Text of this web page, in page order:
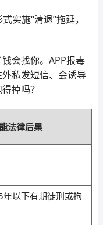
实施“清退”拖延，
会找你。APP报毒
私发短信、会诱导
掉吗？
法律后果
以下有期徒刑或拘